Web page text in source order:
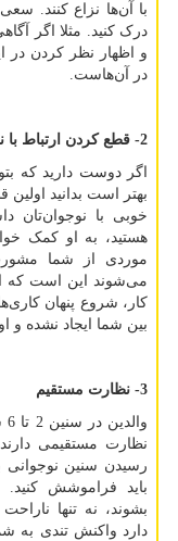
با آن‌ها نزاع کنند. سعی
درک کنید. مثلا اگر
و اظهار نظر کردن در
در آن‌هاست.
2- قطع کردن ارتباط با نوجوان
اگر دوست دارید که
بهتر است بدانید
خوبی با نوجوان‌تان
هستید، به او کمک
موردی از شما
می‌شوند این است که
کار، شروع پنهان
بین شما ایجاد نشده و
3- نظارت مستقیم
نظارت مستقیمی
رسیدن سنین نوجوانی
باید فراموشش
بشوند، نه تنها
دارد واکنش تندی به